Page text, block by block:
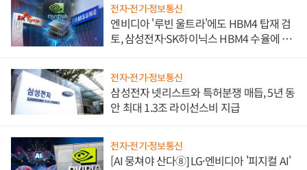
전자·전기·정보통신
엔비디아 '루빈 울트라'에도 HBM4 탑재 검
토, 삼성전자·SK하이닉스 HBM4 수율에 주
전자·전기·정보통신
삼성전자 넷리스트와 특허분쟁 매듭, 5년 동
안 최대 1.3조 라이선스비 지급
전자·전기·정보통신
[AI 뭉쳐야 산다⑧] LG·엔비디아 '피지컬 AI'